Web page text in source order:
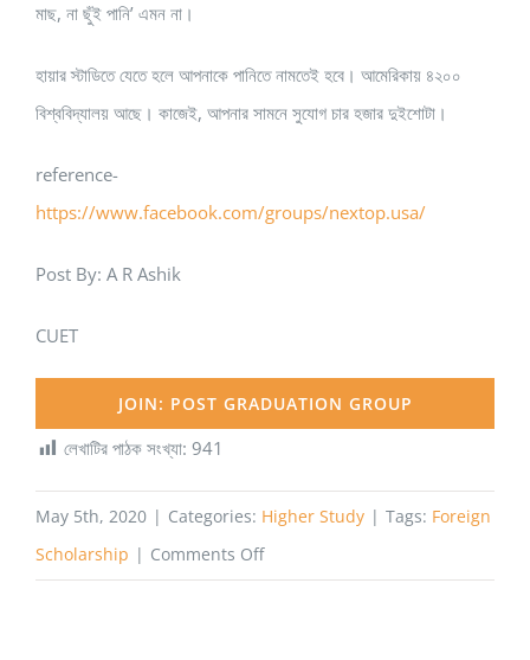
মাছ, না ছুঁই পানি’ এমন না।
হায়ার স্টাডিতে যেতে হলে আপনাকে পানিতে নামতেই হবে। আমেরিকায় ৪২০০
বিশ্ববিদ্যালয় আছে। কাজেই, আপনার সামনে সুযোগ চার হজার দুইশোটা।
reference-
https://www.facebook.com/groups/nextop.usa/
Post By: A R Ashik
CUET
JOIN: POST GRADUATION GROUP
লেখাটির পাঠক সংখ্যা: 941
May 5th, 2020 | Categories: Higher Study | Tags: Foreign
Scholarship | Comments Offon